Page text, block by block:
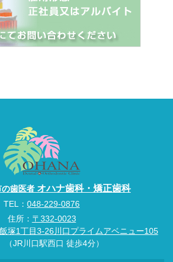
歯医者 オハナ歯科・矯正歯科
TEL： 048-229-0876
住所： 〒332-0023
塚1丁目3-26川口プライムアベニュー105
（JR川口駅西口 徒歩4分）